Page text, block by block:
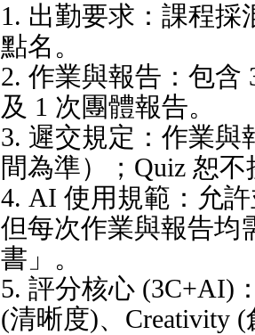
1. 出勤要求：課程
點名。
2. 作業與報告：包含
及 1 次團體報告。
3. 遲交規定：作業與
間為準）；Quiz 恕
4. AI 使用規範：允
但每次作業與報告均
書」。
5. 評分核心 (3C+AI)
(清晰度)、Creativity